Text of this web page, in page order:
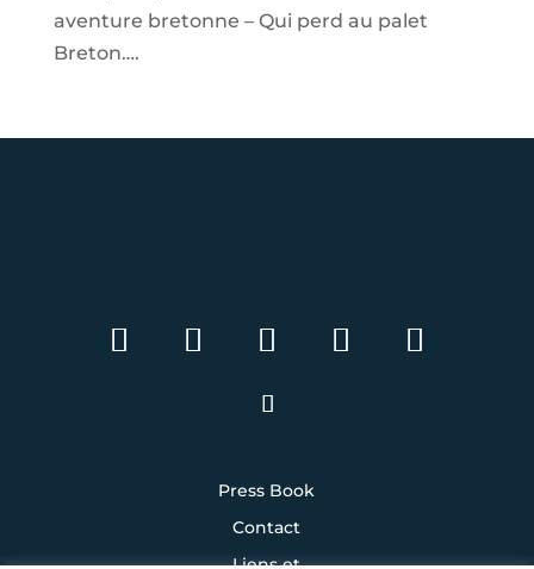
aventure bretonne – Qui perd au palet
Breton….
Press Book
Contact
Liens et